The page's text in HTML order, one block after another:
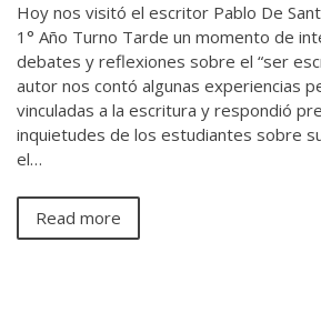
Hoy nos visitó el escritor Pablo De
1° Año Turno Tarde un momento de
debates y reflexiones sobre el “ser
autor nos contó algunas experiencias
vinculadas a la escritura y respondió
inquietudes de los estudiantes sobre
el…
Read more